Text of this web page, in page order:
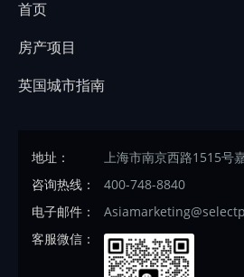
首页
房产项目
英国城市指南
地址：
上海市南京西路1515号
咨询热线：
400-748-8840
电子邮件：
客服微信：